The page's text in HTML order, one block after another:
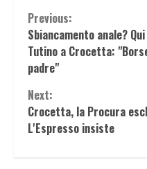
Continue
Reading
Previous:
Sbiancamento anale?
Tutino a Crocetta:
padre"
Next:
Crocetta, la Procura
L'Espresso insiste